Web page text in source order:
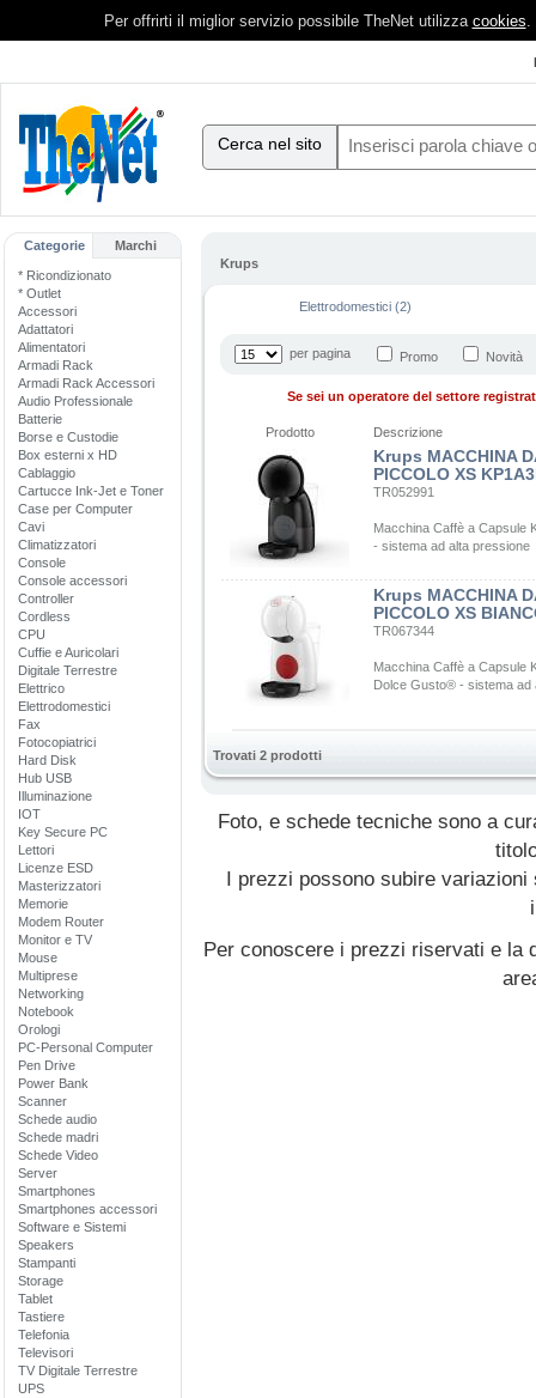
Per offrirti il miglior servizio possibile TheNet utilizza cookies.
Cerca nel sito
Categorie Marchi
* Ricondizionato
* Outlet
Accessori
Adattatori
Alimentatori
Armadi Rack
Armadi Rack Accessori
Audio Professionale
Batterie
Borse e Custodie
Box esterni x HD
Cablaggio
Cartucce Ink-Jet e Toner
Case per Computer
Cavi
Climatizzatori
Console
Console accessori
Controller
Cordless
CPU
Cuffie e Auricolari
Digitale Terrestre
Elettrico
Elettrodomestici
Fax
Fotocopiatrici
Hard Disk
Hub USB
Illuminazione
IOT
Key Secure PC
Lettori
Licenze ESD
Masterizzatori
Memorie
Modem Router
Monitor e TV
Mouse
Multiprese
Networking
Notebook
Orologi
PC-Personal Computer
Pen Drive
Power Bank
Scanner
Schede audio
Schede madri
Schede Video
Server
Smartphones
Smartphones accessori
Software e Sistemi
Speakers
Stampanti
Storage
Tablet
Tastiere
Telefonia
Televisori
TV Digitale Terrestre
UPS
Krups
Elettrodomestici (2)
per pagina Promo Novità
Se sei un operatore del settore
Prodotto Descrizione
Krups MACCHINA
PICCOLO XS
TR052991
Macchina Caffè a Capsule
- sistema ad alta pressione
Krups MACCHINA
PICCOLO XS
TR067344
Macchina Caffè a Capsule
Dolce Gusto® - sistema ad
Trovati 2 prodotti
Foto, e schede tecniche sono a
I prezzi possono subire
Per conoscere i prezzi riservati e la